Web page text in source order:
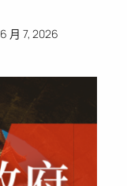
6 月 7, 2026